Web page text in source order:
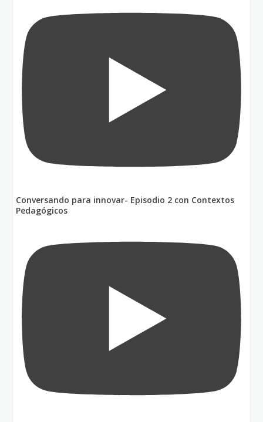
Conversando para innovar- Episodio 2 con Contextos
Pedagógicos